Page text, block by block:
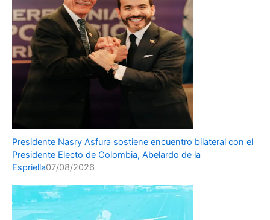
Presidente Nasry Asfura sostiene encuentro bilateral con el
Presidente Electo de Colombia, Abelardo de la
Espriella07/08/2026